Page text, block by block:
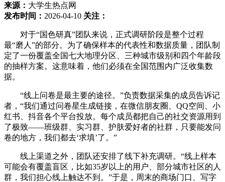
来源： 大学生热点网
发布时间： 2026-04-10 关注：
对于“国色研真”团队来说，正式调研阶段是整个过程
最“磨人”的部分。为了确保样本的代表性和数据质量，团队制
定了一份覆盖全国七大地理分区、三种城市级别和四个年龄段
的抽样方案。这意味着，他们必须在全国范围内广泛收集数
据。
“线上问卷是最主要的途径。”负责数据采集的成员告诉记
者，“我们通过问卷星生成链接，在微信朋友圈、QQ空间、小
红书、抖音各个平台投放。每个成员都把自己的社交资源用到
了极致——班级群、实习群、护肤爱好者的社群，只要能发问
卷的地方，我们都去‘求填’了。”
线上渠道之外，团队还安排了线下补充调研。“线上样本
可能会有覆盖盲区，比如35岁以上的用户、部分城市社区的人
群，我们担心线上触达不到。”于是，周末的商场门口、写字